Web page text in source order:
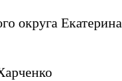
округа Екатерина